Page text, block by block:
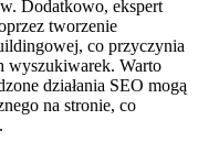
Dodatkowo, ekspert
tworzenie
co przyczynia
wyszukiwarek. Warto
działania SEO mogą
na stronie, co